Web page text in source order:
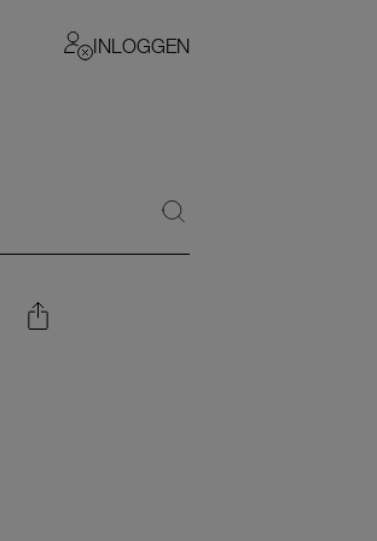
INLOGGEN